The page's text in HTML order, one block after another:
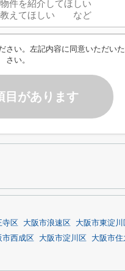
さい。左記内容に同意いただい
さい。
目があります
寺区 大阪市浪速区 大阪市東淀川
市西成区 大阪市淀川区 大阪市住